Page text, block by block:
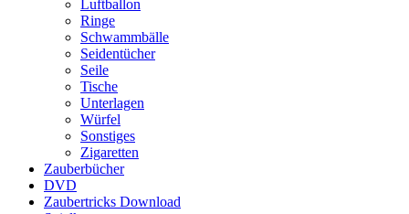
Luftballon
Ringe
Schwammbälle
Seidentücher
Seile
Tische
Unterlagen
Würfel
Sonstiges
Zigaretten
Zauberbücher
DVD
Zaubertricks Download